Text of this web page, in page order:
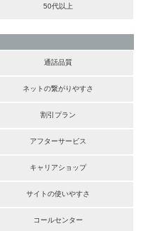
50代以上
通話品質
ネットの繋がりやすさ
割引プラン
アフターサービス
キャリアショップ
サイトの使いやすさ
コールセンター